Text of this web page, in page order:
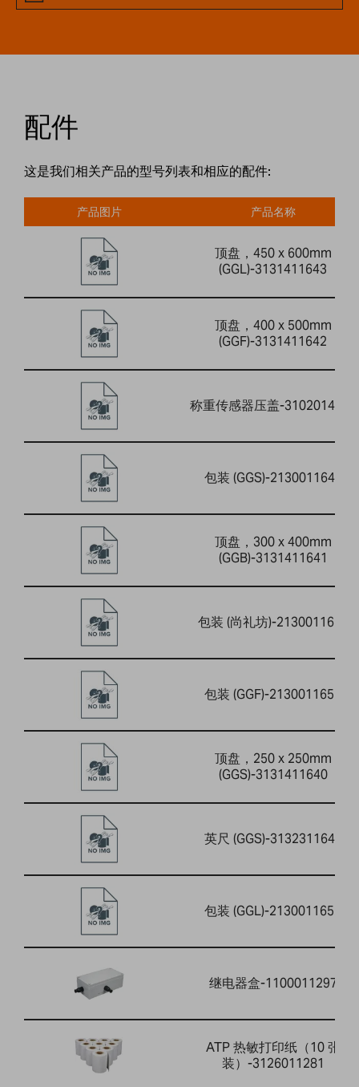
配件
这是我们相关产品的型号列表和相应的配件:
产品图片 产品名称
顶盘，450 x 600mm
(GGL)-3131411643
顶盘，400 x 500mm
(GGF)-3131411642
称重传感器压盖-3102014733
包装 (GGS)-2130011649
顶盘，300 x 400mm
(GGB)-3131411641
包装 (尚礼坊)-2130011650
包装 (GGF)-2130011651
顶盘，250 x 250mm
(GGS)-3131411640
英尺 (GGS)-3132311644
包装 (GGL)-2130011652
继电器盒-1100011297
ATP 热敏打印纸（10 张
装）-3126011281